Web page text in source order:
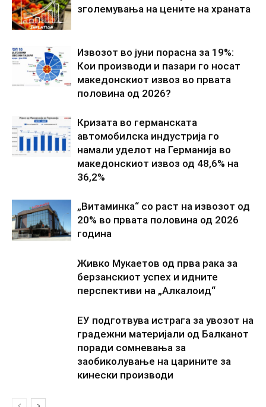
зголемувања на цените на храната
Извозот во јуни порасна за 19%:
Кои производи и пазари го носат
македонскиот извоз во првата
половина од 2026?
Кризата во германската
автомобилска индустрија го
намали уделот на Германија во
македонскиот извоз од 48,6% на
36,2%
„Витаминка“ со раст на извозот од
20% во првата половина од 2026
година
Живко Мукаетов од прва рака за
берзанскиот успех и идните
перспективи на „Алкалоид“
ЕУ подготвува истрага за увозот на
градежни материјали од Балканот
поради сомневања за
заобиколување на царините за
кинески производи